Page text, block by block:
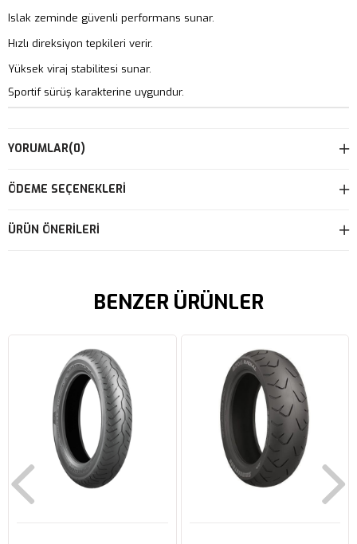
Islak zeminde güvenli performans sunar.
Hızlı direksiyon tepkileri verir.
Yüksek viraj stabilitesi sunar.
Sportif sürüş karakterine uygundur.
YORUMLAR(0)
ÖDEME SEÇENEKLERI
ÜRÜN ÖNERILERI
BENZER ÜRÜNLER